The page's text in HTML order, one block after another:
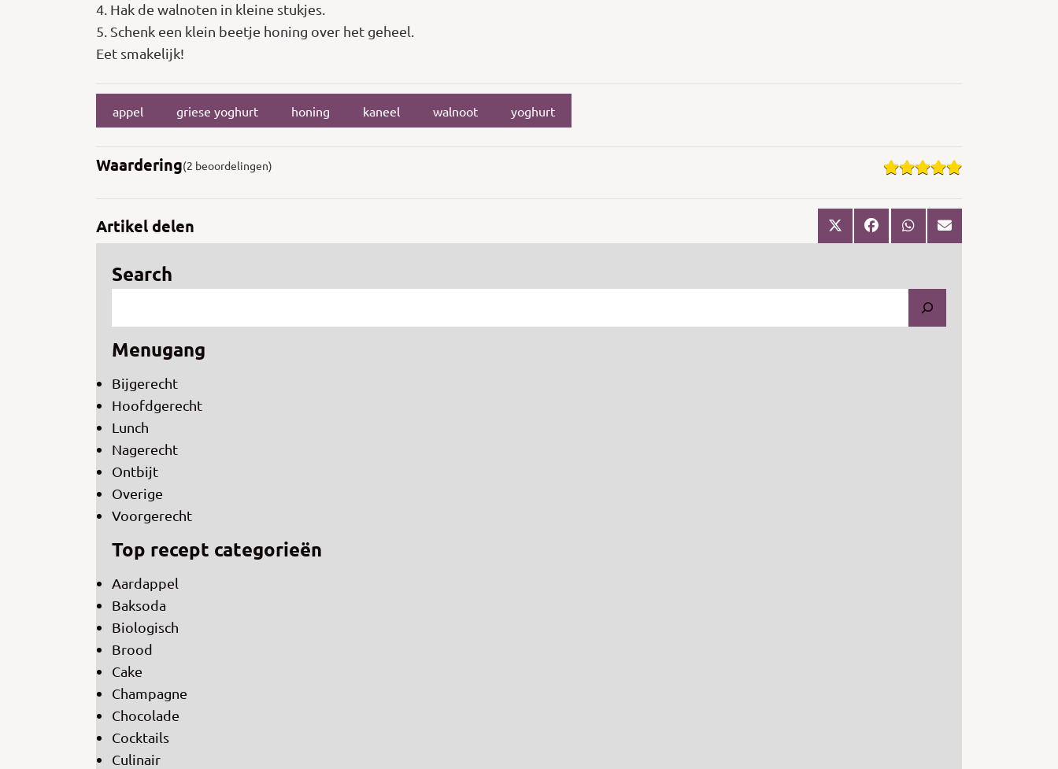
4. Hak de walnoten in kleine stukjes.
5. Schenk een klein beetje honing over het geheel.
Eet smakelijk!
appel griese yoghurt honing kaneel walnoot yoghurt
Waardering(2 beoordelingen)
Artikel delen
Search
Menugang
Bijgerecht
Hoofdgerecht
Lunch
Nagerecht
Ontbijt
Overige
Voorgerecht
Top recept categorieën
Aardappel
Baksoda
Biologisch
Brood
Cake
Champagne
Chocolade
Cocktails
Culinair